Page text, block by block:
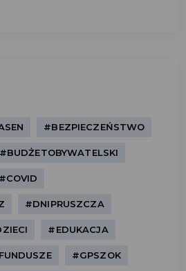
#BEZPIECZEŃSTWO
#BUDŻETOBYWATELSKI
#COVID
#DNIPRUSZCZA
#EDUKACJA
#GPSZOK